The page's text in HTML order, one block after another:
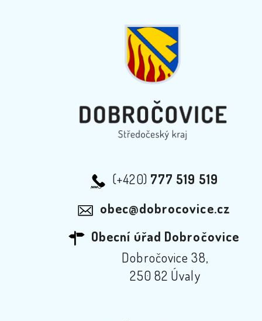
(+420) 777 519 519
obec@dobrocovice.cz
Obecní úřad Dobročovice
Dobročovice 38,
250 82 Úvaly